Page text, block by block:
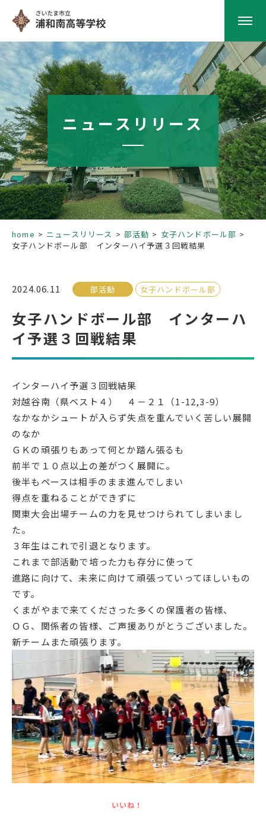
HOME
学校紹介
南高の教育
学校生活
部活動
受検生の方へ
年間スケジュール
学校パンフレット
教科ガイド
校長室より
保健室より
図書室より
事務室より
在校生の皆さんへ
保護者の方へ
地域の皆様へ
同窓会
教育関係者の方へ
各種証明書発行
English
プライバシーポリシー
ニュースリリース
home ニュースリリース 部活動
女子ハンドボール部
女子ハンドボール部 インターハイ予選３回戦結果
2024.06.11 部活動 女子ハンドボール部
女子ハンドボール部 インターハ
イ予選３回戦結果
インターハイ予選３回戦結果
対越谷南（県ベスト４） ４－２１（1-12,3-9）
なかなかシュートが入らず失点を重んでいく苦しい展開
のなか
ＧＫの頑張りもあって何とか踏ん張るも
前半で１０点以上の差がつく展開に。
後半もペースは相手のまま進んでしまい
得点を重ねることができずに
関東大会出場チームの力を見せつけられてしまいまし
た。
３年生はこれで引退となります。
これまで部活動で培った力も存分に使って
進路に向けて、未来に向けて頑張っていってほしいもの
です。
くまがやまで来てくださった多くの保護者の皆様、
ＯＧ、関係者の皆様、ご声援ありがとうございました。
新チームまた頑張ります。
いいね！